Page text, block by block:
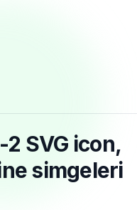
SVG icon,
simgeleri